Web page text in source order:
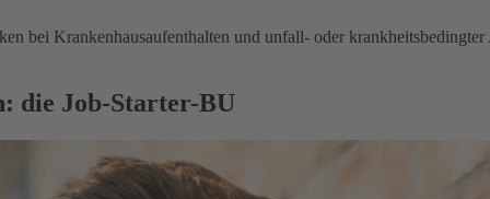
bei Krankenhausaufenthalten und unfall- oder
die Job-Starter-BU